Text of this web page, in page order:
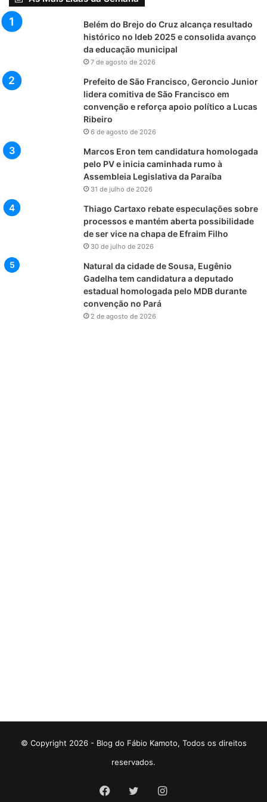
Belém do Brejo do Cruz alcança resultado
histórico no Ideb 2025 e consolida avanço
da educação municipal
7 de agosto de 2026
Prefeito de São Francisco, Geroncio Junior
lidera comitiva de São Francisco em
convenção e reforça apoio político a Lucas
Ribeiro
6 de agosto de 2026
Marcos Eron tem candidatura homologada
pelo PV e inicia caminhada rumo à
Assembleia Legislativa da Paraíba
31 de julho de 2026
Thiago Cartaxo rebate especulações sobre
processos e mantém aberta possibilidade
de ser vice na chapa de Efraim Filho
30 de julho de 2026
Natural da cidade de Sousa, Eugênio
Gadelha tem candidatura a deputado
estadual homologada pelo MDB durante
convenção no Pará
2 de agosto de 2026
© Copyright 2026 - Blog do Fábio Kamoto, Todos os direitos
reservados.
Facebook
TwitterInstagram